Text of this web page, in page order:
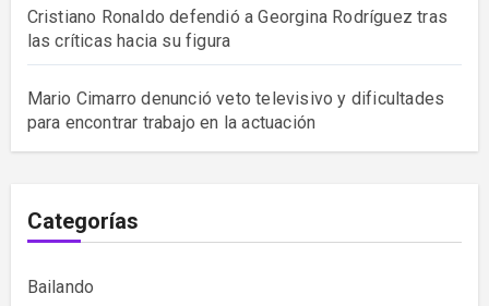
Cristiano Ronaldo defendió a Georgina Rodríguez tras
las críticas hacia su figura
Mario Cimarro denunció veto televisivo y dificultades
para encontrar trabajo en la actuación
Categorías
Bailando